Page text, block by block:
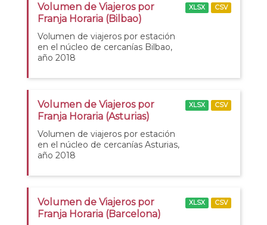
Volumen de Viajeros por
Franja Horaria (Bilbao)
Volumen de viajeros por estación
en el núcleo de cercanías Bilbao,
año 2018
XLSX CSV
Volumen de Viajeros por
Franja Horaria (Asturias)
Volumen de viajeros por estación
en el núcleo de cercanías Asturias,
año 2018
XLSX CSV
Volumen de Viajeros por
Franja Horaria (Barcelona)
XLSX CSV